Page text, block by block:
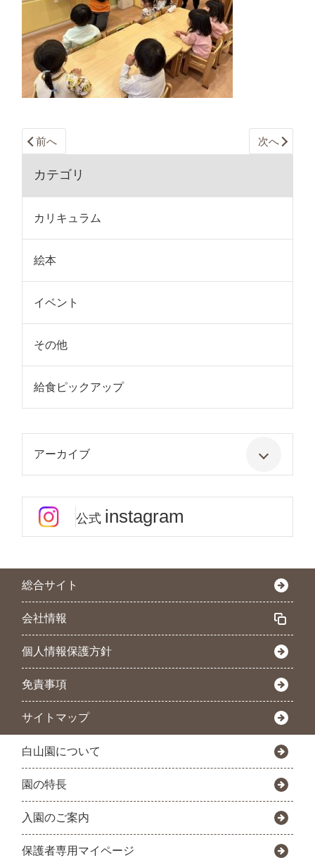
前へ 次へ
カテゴリ
カリキュラム
絵本
イベント
その他
給食ピックアップ
アーカイブ
公式 instagram
総合サイト
会社情報
個人情報保護方針
免責事項
サイトマップ
白山園について
園の特長
入園のご案内
保護者専用マイページ